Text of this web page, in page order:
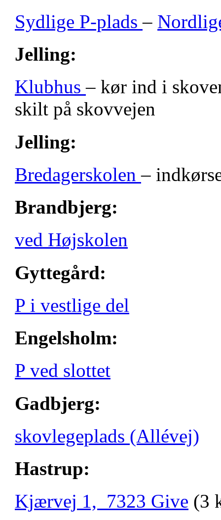
Sydlige P-plads–
Jelling:
Klubhus– kør ind i
skilt på skovvejen
Jelling:
Bredagerskolen–
Brandbjerg:
ved Højskolen
Gyttegård:
P i vestlige del
Engelsholm:
P ved slottet
Gadbjerg:
skovlegeplads (Allévej)
Hastrup:
Kjærvej 1, 7323 Give (3